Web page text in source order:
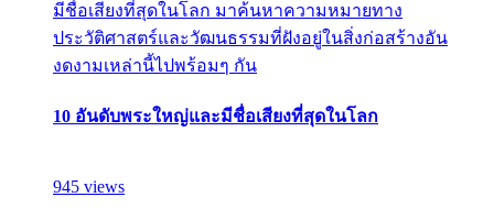
มีชื่อเสียงที่สุดในโลก มาค้นหาความหมายทาง
ประวัติศาสตร์และวัฒนธรรมที่ฝังอยู่ในสิ่งก่อสร้างอัน
งดงามเหล่านี้ไปพร้อมๆ กัน
10 อันดับพระใหญ่และมีชื่อเสียงที่สุดในโลก
945 views